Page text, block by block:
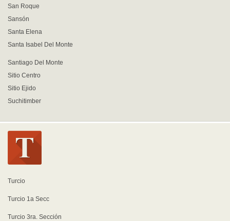
San Roque
Sansón
Santa Elena
Santa Isabel Del Monte
Santiago Del Monte
Sitio Centro
Sitio Ejido
Suchitimber
Turcio
Turcio 1a Secc
Turcio 3ra. Sección